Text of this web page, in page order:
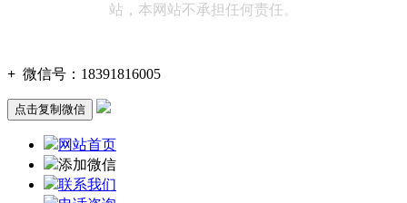
站，本网站不承担任何责任。
+ 微信号： 18391816005
点击复制微信
网站首页
添加微信
联系我们